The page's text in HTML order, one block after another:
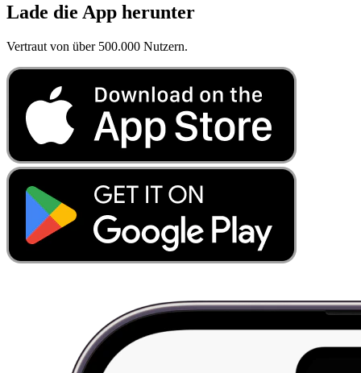
Lade die App herunter
Vertraut von über 500.000 Nutzern.